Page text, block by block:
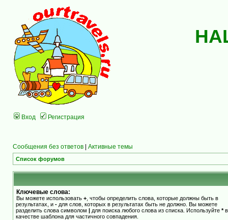
Вход Регистрация
Сообщения без ответов | Активные темы
Список форумов
Ключевые слова:
Вы можете использовать + , чтобы определить слова, которые должны быть в
результатах, и - для слов, которых в результатах быть не должно. Вы можете
разделить слова символом | для поиска любого слова из списка. Используйте *в
качестве шаблона для частичного совпадения.